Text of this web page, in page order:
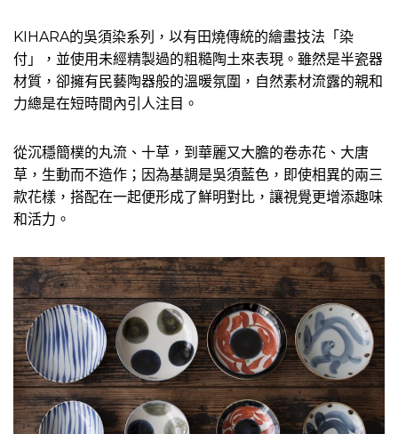
KIHARA的吳須染系列，以有田燒傳統的繪畫技法「染
付」，並使用未經精製過的粗糙陶土來表現。雖然是半瓷器
材質，卻擁有民藝陶器般的溫暖氛圍，自然素材流露的親和
力總是在短時間內引人注目。
從沉穩簡樸的丸流、十草，到華麗又大膽的卷赤花、大唐
草，生動而不造作；因為基調是吳須藍色，即使相異的兩三
款花樣，搭配在一起便形成了鮮明對比，讓視覺更增添趣味
和活力。